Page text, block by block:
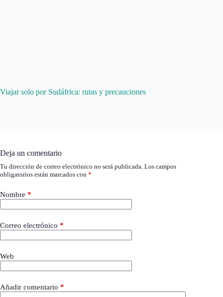
Viajar solo por Sudáfrica: rutas y precauciones
Deja un comentario
Tu dirección de correo electrónico no será publicada. Los campos
obligatorios están marcados con *
Nombre *
Correo electrónico *
Web
Añadir comentario *